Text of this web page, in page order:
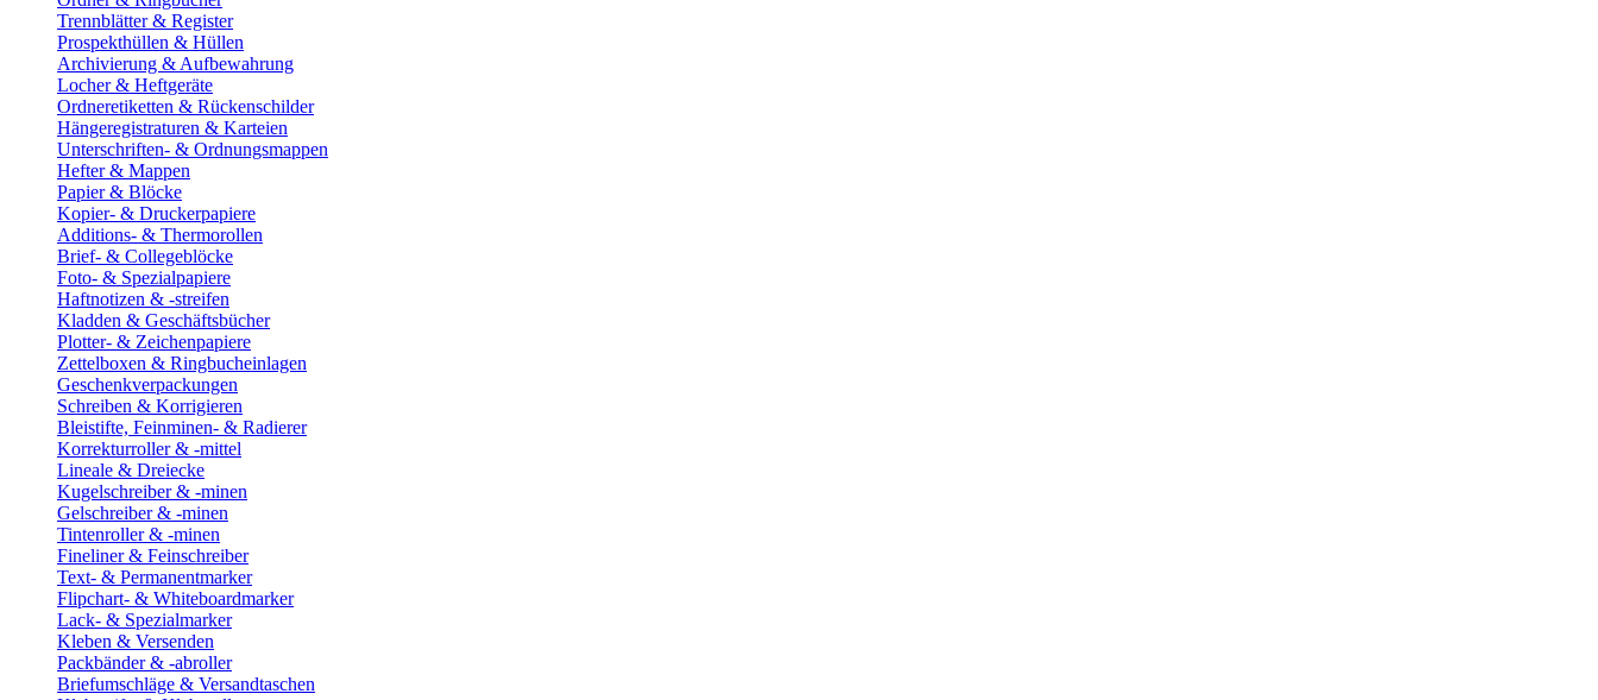
Trennblätter & Register
Prospekthüllen & Hüllen
Archivierung & Aufbewahrung
Locher & Heftgeräte
Ordneretiketten & Rückenschilder
Hängeregistraturen & Karteien
Unterschriften- & Ordnungsmappen
Hefter & Mappen
Papier & Blöcke
Kopier- & Druckerpapiere
Additions- & Thermorollen
Brief- & Collegeblöcke
Foto- & Spezialpapiere
Haftnotizen & -streifen
Kladden & Geschäftsbücher
Plotter- & Zeichenpapiere
Zettelboxen & Ringbucheinlagen
Geschenkverpackungen
Schreiben & Korrigieren
Bleistifte, Feinminen- & Radierer
Korrekturroller & -mittel
Lineale & Dreiecke
Kugelschreiber & -minen
Gelschreiber & -minen
Tintenroller & -minen
Fineliner & Feinschreiber
Text- & Permanentmarker
Flipchart- & Whiteboardmarker
Lack- & Spezialmarker
Kleben & Versenden
Packbänder & -abroller
Briefumschläge & Versandtaschen